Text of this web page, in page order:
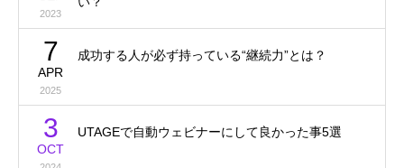
2023
7
APR
2025
成功する人が必ず持っている“継続力”とは？
3
OCT
UTAGEで自動ウェビナーにして良かった事5選